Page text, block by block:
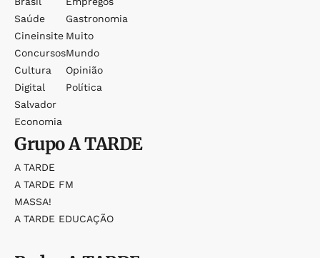
Saúde
Cineinsite
Concursos
Cultura
Digital
Salvador
Economia
Gastronomia
Muito
Mundo
Opinião
Política
GrupoA TARDE
A TARDE
A TARDE FM
MASSA!
A TARDE EDUCAÇÃO